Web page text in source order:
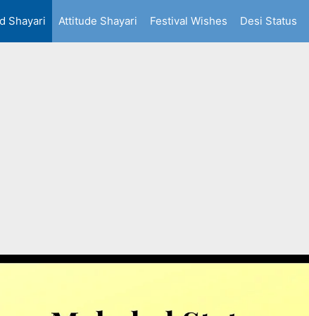
Shayari Attitude Shayari Festival Wishes Desi Status